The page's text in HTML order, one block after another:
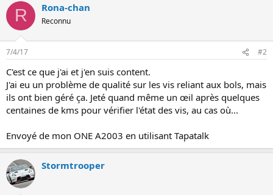
R Rona-chan
Reconnu
7/4/17 #2
C'est ce que j'ai et j'en suis content.
J'ai eu un problème de qualité sur les vis reliant aux bols, mais
ils ont bien géré ça. Jeté quand même un œil après quelques
centaines de kms pour vérifier l'état des vis, au cas où...
Envoyé de mon ONE A2003 en utilisant Tapatalk
Stormtrooper